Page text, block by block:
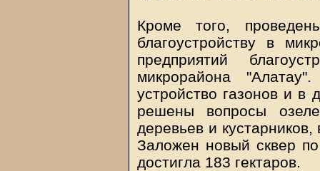
Кроме того,
благоустройству в
предприятий
микрорайона
устройство газонов и в
решены вопросы
деревьев и
Заложен новый сквер
достигла 183 гектаров.